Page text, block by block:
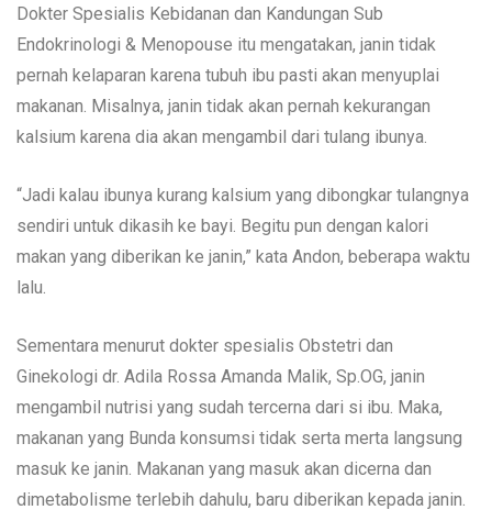
Dokter Spesialis Kebidanan dan Kandungan Sub
Endokrinologi & Menopouse itu mengatakan, janin tidak
pernah kelaparan karena tubuh ibu pasti akan menyuplai
makanan. Misalnya, janin tidak akan pernah kekurangan
kalsium karena dia akan mengambil dari tulang ibunya.
“Jadi kalau ibunya kurang kalsium yang dibongkar tulangnya
sendiri untuk dikasih ke bayi. Begitu pun dengan kalori
makan yang diberikan ke janin,” kata Andon, beberapa waktu
lalu.
Sementara menurut dokter spesialis Obstetri dan
Ginekologi dr. Adila Rossa Amanda Malik, Sp.OG, janin
mengambil nutrisi yang sudah tercerna dari si ibu. Maka,
makanan yang Bunda konsumsi tidak serta merta langsung
masuk ke janin. Makanan yang masuk akan dicerna dan
dimetabolisme terlebih dahulu, baru diberikan kepada janin.